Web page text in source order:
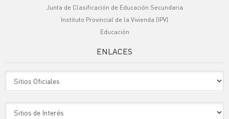
Junta de Clasificación de Educación Secundaria
Instituto Provincial de la Vivienda (IPV)
Educación
ENLACES